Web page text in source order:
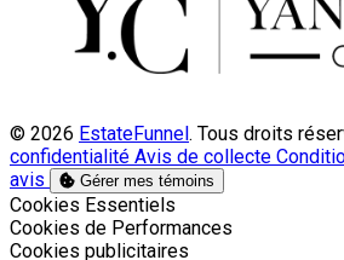
© 2026 EstateFunnel. Tous droits
confidentialité Avis de collecte
avis
Gérer mes témoins
Activer
Cookies Essentiels
Activer
Cookies de Performances
Activer
Cookies publicitaires